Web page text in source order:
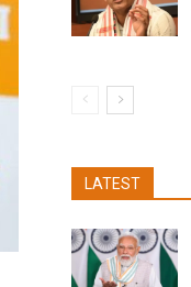
LATEST